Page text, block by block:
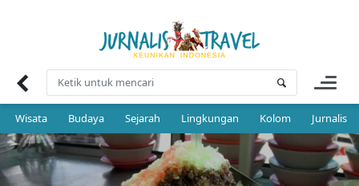
Wisata Budaya Sejarah Lingkungan Kolom Jurnalis